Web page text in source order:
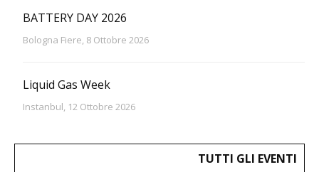
BATTERY DAY 2026
Bologna Fiere, 8 Ottobre 2026
Liquid Gas Week
Instanbul, 12 Ottobre 2026
TUTTI GLI EVENTI